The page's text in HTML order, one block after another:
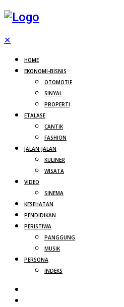
✕
HOME
EKONOMI-BISNIS
OTOMOTIF
SINYAL
PROPERTI
ETALASE
CANTIK
FASHION
JALAN-JALAN
KULINER
WISATA
VIDEO
SINEMA
KESEHATAN
PENDIDIKAN
PERISTIWA
PANGGUNG
MUSIK
PERSONA
INDEKS